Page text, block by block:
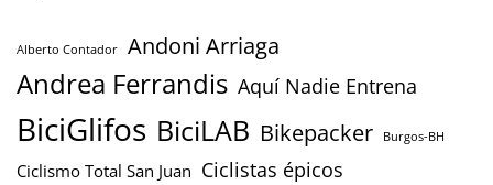
Alberto Contador Andoni Arriaga
Andrea Ferrandis Aquí Nadie Entrena
BiciGlifos BiciLAB Bikepacker Burgos-BH
Ciclismo Total San Juan Ciclistas épicos